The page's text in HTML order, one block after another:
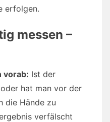
erfolgen.
messen –
vorab: Ist der
hat man vor der
die Hände zu
verfälscht